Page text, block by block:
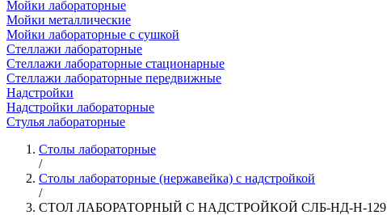
Мойки лабораторные
Мойки металлические
Мойки лабораторные с сушкой
Стеллажи лабораторные
Стеллажи лабораторные стационарные
Стеллажи лабораторные передвижные
Надстройки
Надстройки лабораторные
Стулья лабораторные
Столы лабораторные
/
Столы лабораторные (нержавейка) с надстройкой
/
СТОЛ ЛАБОРАТОРНЫЙ С НАДСТРОЙКОЙ СЛБ-НД-Н-129